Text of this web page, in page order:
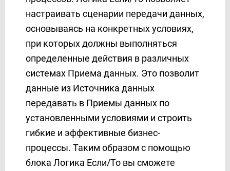
Lemlist Обновить ЛИД в кампании / Добавить ЛИД в
Создать OPPORTUNITY
Microsoft Dynamics 365 Обновить АККАУНТ / Создать
КОНТАКТ
Microsoft Dynamics 365 Обновить ЛИД / Создать ЛИД
Monday.com Обновить ЗАПИСЬ / Создать ЗАПИСЬ
MySQL Обновить СТРОКУ / Добавить СТРОКУ
Notion Обновить ЗАПИСЬ / Добавить ЗАПИСЬ
настраивать сценарии передачи данных,
основываясь на конкретных условиях,
при которых должны выполняться
определенные действия в различных
системах Приема данных. Это позволит
данные из Источника данных
передавать в Приемы данных по
установленными условиями и строить
гибкие и эффективные бизнес-
процессы. Таким образом с помощью
блока Логика Если/То вы сможете